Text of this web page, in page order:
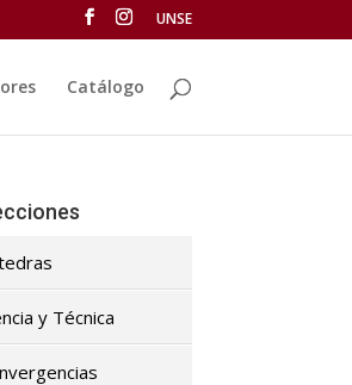
UNSE
Catálogo
y Técnica